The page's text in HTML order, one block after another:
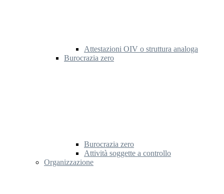
Attestazioni OIV o struttura analoga
Burocrazia zero
Burocrazia zero
Attività soggette a controllo
Organizzazione